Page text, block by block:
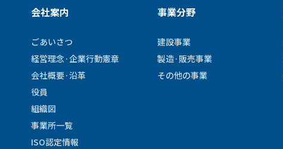
会社案内
ごあいさつ
経営理念·企業行動憲章
会社概要·沿革
役員
組織図
事業所一覧
ISO認定情報
事業分野
建設事業
製造·販売事業
その他の事業